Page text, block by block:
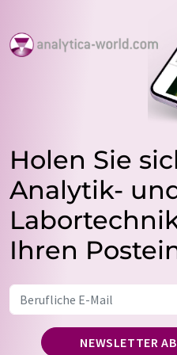
Holen Sie
Analytik-
Ihren
NEWSLETTER